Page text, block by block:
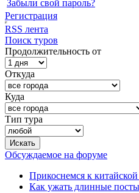
Забыли свой пароль?
Регистрация
RSS лента
Поиск туров
Продолжительность от
Откуда
Куда
Тип тура
Обсуждаемое на форуме
Прикоснемся к
Как ужать длинные